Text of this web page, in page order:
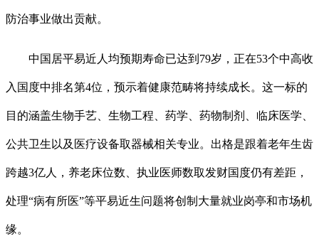
防治事业做出贡献。
中国居平易近人均预期寿命已达到79岁，正在53个中高收
入国度中排名第4位，预示着健康范畴将持续成长。这一标的
目的涵盖生物手艺、生物工程、药学、药物制剂、临床医学、
公共卫生以及医疗设备取器械相关专业。出格是跟着老年生齿
跨越3亿人，养老床位数、执业医师数取发财国度仍有差距，
处理“病有所医”等平易近生问题将创制大量就业岗亭和市场机
缘。